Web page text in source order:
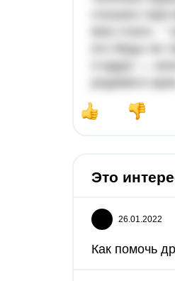
я вдруг —
родимого
Это
26.01.2022
Как помочь